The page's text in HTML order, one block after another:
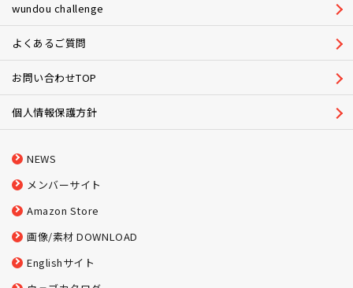
wundou challenge
よくあるご質問
お問い合わせTOP
個人情報保護方針
NEWS
メンバーサイト
Amazon Store
画像/素材 DOWNLOAD
Englishサイト